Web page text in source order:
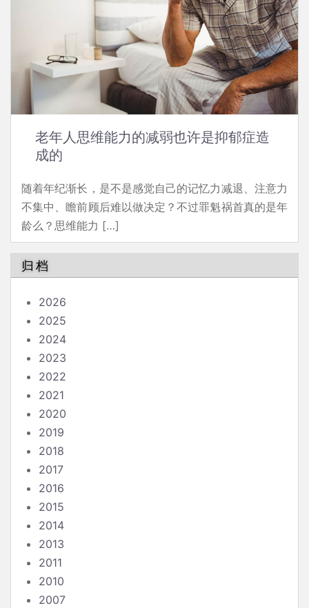
老年人思维能力的减弱也许是抑郁症造
成的
随着年纪渐长，是不是感觉自己的记忆力减退、注意力
不集中、瞻前顾后难以做决定？不过罪魁祸首真的是年
龄么？思维能力 […]
归档
2026
2025
2024
2023
2022
2021
2020
2019
2018
2017
2016
2015
2014
2013
2011
2010
2007